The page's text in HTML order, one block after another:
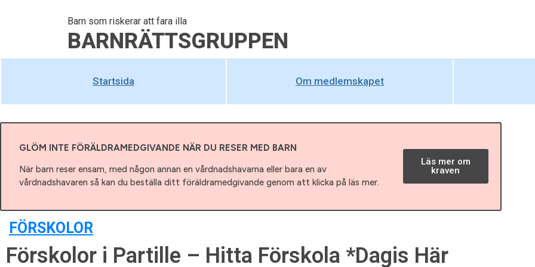
Barn som riskerar att fara illa
BARNRÄTTSGRUPPEN
Startsida Om medlemskapet
GLÖM INTE FÖRÄLDRAMEDGIVANDE NÄR DU RESER MED BARN
När barn reser ensam, med någon annan en vårdnadshavarna eller bara en av
vårdnadshavaren så kan du beställa ditt föräldramedgivande genom att klicka på läs mer.
Läs mer om
kraven
FÖRSKOLOR
Förskolor i Partille – Hitta Förskola *Dagis Här